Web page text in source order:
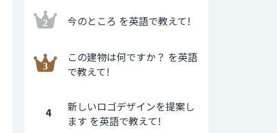
今のところ を英語で教えて!
この建物は何ですか？ を英語
で教えて!
4
新しいロゴデザインを提案し
ます を英語で教えて!